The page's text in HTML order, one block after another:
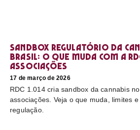
Sandbox regulatório da
Brasil: o que muda com a
associações
17 de março de 2026
RDC 1.014 cria sandbox da cannabis
associações. Veja o que muda, limites
regulação.